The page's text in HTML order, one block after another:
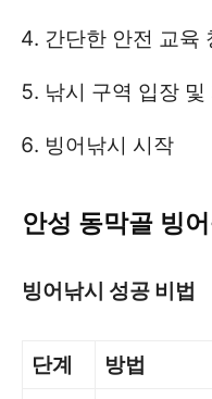
간단한 안전 교육
낚시 구역 입장 및
빙어낚시 시작
안성 동막골 빙
빙어낚시 성공 비법
단계 방법